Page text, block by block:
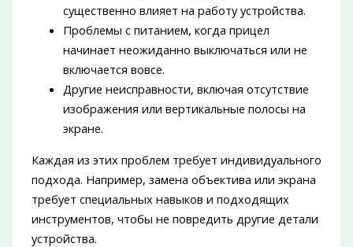
существенно влияет на работу устройства.
Проблемы с питанием, когда прицел
начинает неожиданно выключаться или не
включается вовсе.
Другие неисправности, включая отсутствие
изображения или вертикальные полосы на
экране.
Каждая из этих проблем требует индивидуального
подхода. Например, замена объектива или экрана
требует специальных навыков и подходящих
инструментов, чтобы не повредить другие детали
устройства.